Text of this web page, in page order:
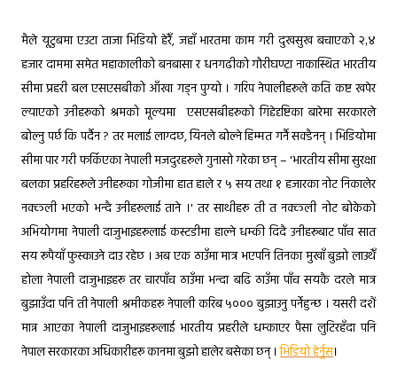
मैले यूटुबमा एउटा ताजा भिडियो हेरेँ, जहाँ भारतमा काम गरी दुखसुख बचाएको२,४
हजार दाममा समेत महाकालीको बनबासा र धनगढीको गौरीघण्टा नाकास्थित भारतीय
सीमा प्रहरी बल एसएसबीको आँखा गड्न पुग्यो । गरिप नेपालीहरूले कति कष्ट खपेर
ल्याएको उनीहरूको श्रमको मूल्यमा एसएसबीहरूको गिद्देदृष्टिका बारेमा सरकारले
बोल्नु पर्छ कि पर्दैन ? तर मलाई लाग्दछ, यिनले बोल्ने हिम्मत गर्नै सक्दैनन् । भिडियोमा
सीमा पार गरी फर्किएका नेपाली मजदुरहरूले गुनासो गरेका छन् – 'भारतीय सीमा सुरक्षा
बलका प्रहरिहरूले उनीहरूका गोजीमा हात हाले र५सय तथा१हजारका नोट निकालेर
नक्कली भएको भन्दै उनीहरूलाई ताने ।' तर साथीहरू ती त नक्कली नोट बोकेको
अभियोगमा नेपाली दाजुभाइहरूलाई कस्टडीमा हाल्ने धम्की दिदै उनीहरूबाट पाँच सात
सय रूपैयाँ फुस्काउने दाउ रहेछ । अब एक ठाउँमा मात्र भएपनि तिनका मुखाँ बुझो लाउथेँ
होला नेपाली दाजुभाइहरू तर चारपाँच ठाउँमा भन्दा बढि ठाउँमा पाँच सयकै दरले मात्र
बुझाउँदा पनि ती नेपाली श्रमीकहरू नेपाली करिब५०००बुझाउनु पर्नेहुन्छ । यसरी दशैं
मान्न आएका नेपाली दाजुभाइहरूलाई भारतीय प्रहरीले धम्काएर पैसा लुटिरहँदा पनि
नेपाल सरकारका अधिकारीहरू कानमा बुझो हालेर बसेका छन् ।भिडियो हेर्नुस।